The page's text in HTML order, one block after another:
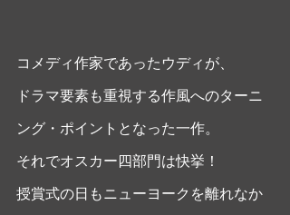
コメディ作家であったウディが、
ドラマ要素も重視する作風へのターニ
ング・ポイントとなった一作。
それでオスカー四部門は快挙！
授賞式の日もニューヨークを離れなか